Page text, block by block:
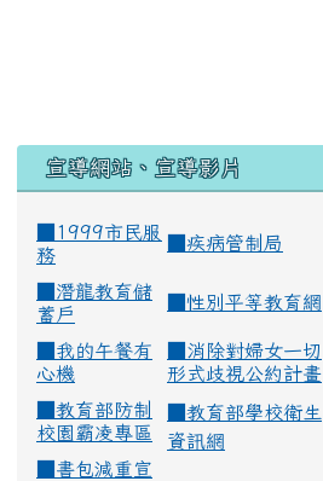
宣導網站、宣導影片
■1999市民服
務
疾病管制局
潛龍教育儲
蓄戶
性別平等教育網
我的午餐有
心機
消除對婦女一切
形式歧視公約計畫
教育部防制
校園霸凌專區
教育部學校衛生
資訊網
書包減重宣